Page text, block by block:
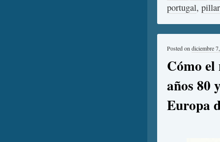
portugal,
Cómo
años 80
Europa
Posted on diciembre